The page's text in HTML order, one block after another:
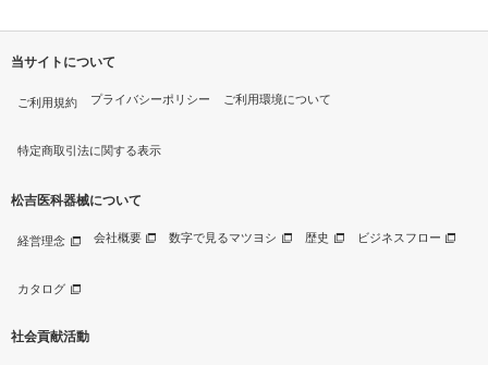
当サイトについて
ご利用規約 プライバシーポリシー ご利用環境について
特定商取引法に関する表示
松吉医科器械について
経営理念 会社概要 数字で見るマツヨシ 歴史 ビジネスフロー
カタログ
社会貢献活動